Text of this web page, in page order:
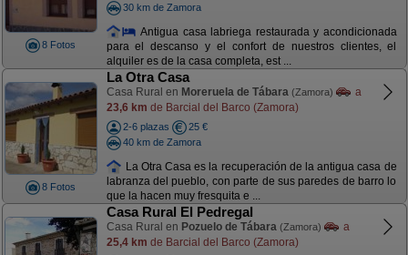
8 Fotos
30 km de Zamora
Antigua casa labriega restaurada y acondicionada
para el descanso y el confort de nuestros clientes, el
alquiler es de la casa completa, est ...
8 Fotos
La Otra Casa
Casa Rural en Moreruela de Tábara (Zamora)
a
23,6 km de Barcial del Barco (Zamora)
2-6 plazas
25 €
40 km de Zamora
La Otra Casa es la recuperación de la antigua casa de
labranza del pueblo, con parte de sus paredes de barro lo
que la hacen muy fresquita e ...
Casa Rural El Pedregal
Casa Rural en Pozuelo de Tábara (Zamora)
a
25,4 km de Barcial del Barco (Zamora)